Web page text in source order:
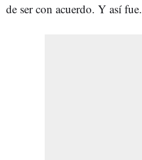
de ser con acuerdo. Y así fue.